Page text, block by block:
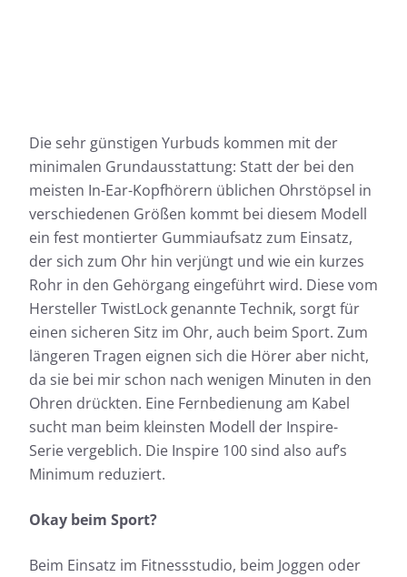
Die sehr günstigen Yurbuds kommen mit der
minimalen Grundausstattung: Statt der bei den
meisten In-Ear-Kopfhörern üblichen Ohrstöpsel in
verschiedenen Größen kommt bei diesem Modell
ein fest montierter Gummiaufsatz zum Einsatz,
der sich zum Ohr hin verjüngt und wie ein kurzes
Rohr in den Gehörgang eingeführt wird. Diese vom
Hersteller TwistLock genannte Technik, sorgt für
einen sicheren Sitz im Ohr, auch beim Sport. Zum
längeren Tragen eignen sich die Hörer aber nicht,
da sie bei mir schon nach wenigen Minuten in den
Ohren drückten. Eine Fernbedienung am Kabel
sucht man beim kleinsten Modell der Inspire-
Serie vergeblich. Die Inspire 100 sind also auf’s
Minimum reduziert.
Okay beim Sport?
Beim Einsatz im Fitnessstudio, beim Joggen oder